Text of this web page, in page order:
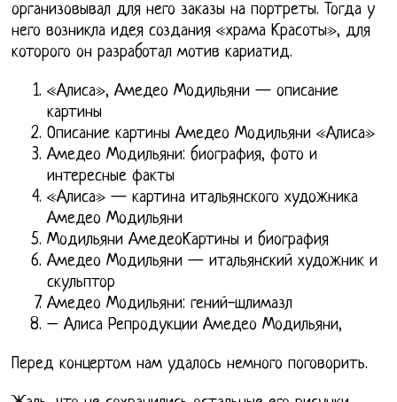
организовывал для него заказы на портреты. Тогда у
него возникла идея создания «храма Красоты», для
которого он разработал мотив кариатид.
«Алиса», Амедео Модильяни — описание
картины
Описание картины Амедео Модильяни «Алиса»
Амедео Модильяни: биография, фото и
интересные факты
«Алиса» — картина итальянского художника
Амедео Модильяни
Модильяни АмедеоКартины и биография
Амедео Модильяни — итальянский художник и
скульптор
Амедео Модильяни: гений-шлимазл
– Алиса Репродукции Амедео Модильяни,
Перед концертом нам удалось немного поговорить.